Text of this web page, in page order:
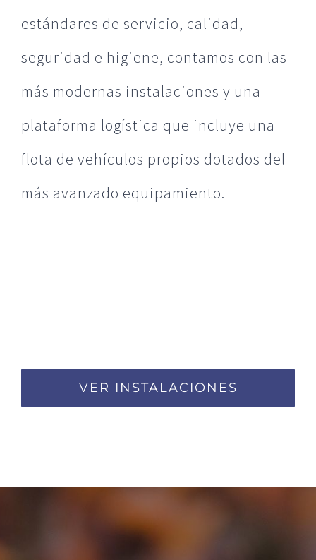
estándares de servicio, calidad,
seguridad e higiene, contamos con las
más modernas instalaciones y una
plataforma logística que incluye una
flota de vehículos propios dotados del
más avanzado equipamiento.
VER INSTALACIONES